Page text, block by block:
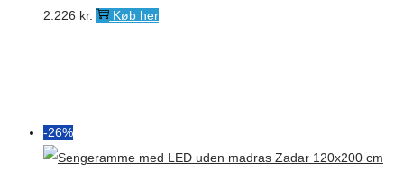
2.226 kr. Køb her
-26%